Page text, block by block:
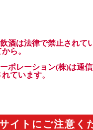
イトにご注意く